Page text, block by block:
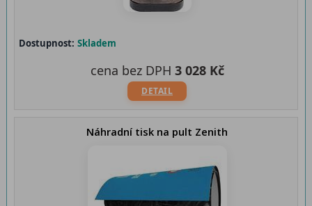
Dostupnost: Skladem
DETAIL
cena bez DPH 3 028 Kč
Náhradní tisk na pult Zenith